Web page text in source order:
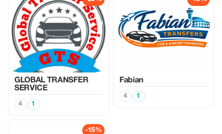
GLOBAL TRANSFER
SERVICE
4 1
Fabian
4 1
-15%